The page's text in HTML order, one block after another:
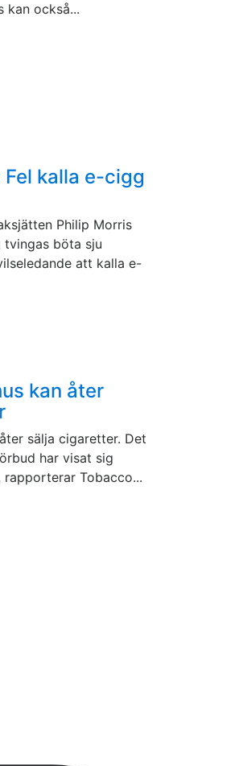
kan också...
kalla e-cigg
Philip Morris
böta sju
att kalla e-
kan åter
sälja cigaretter. Det
har visat sig
Tobacco...